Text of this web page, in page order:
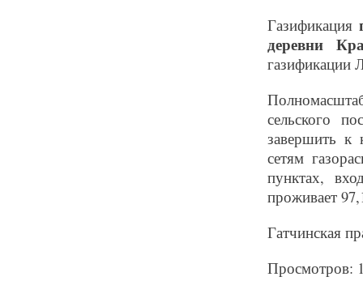
Газификация
деревни
газификации
сельского
завершить к
сетям
пунктах,
проживает
Гатчинская
Просмотров: